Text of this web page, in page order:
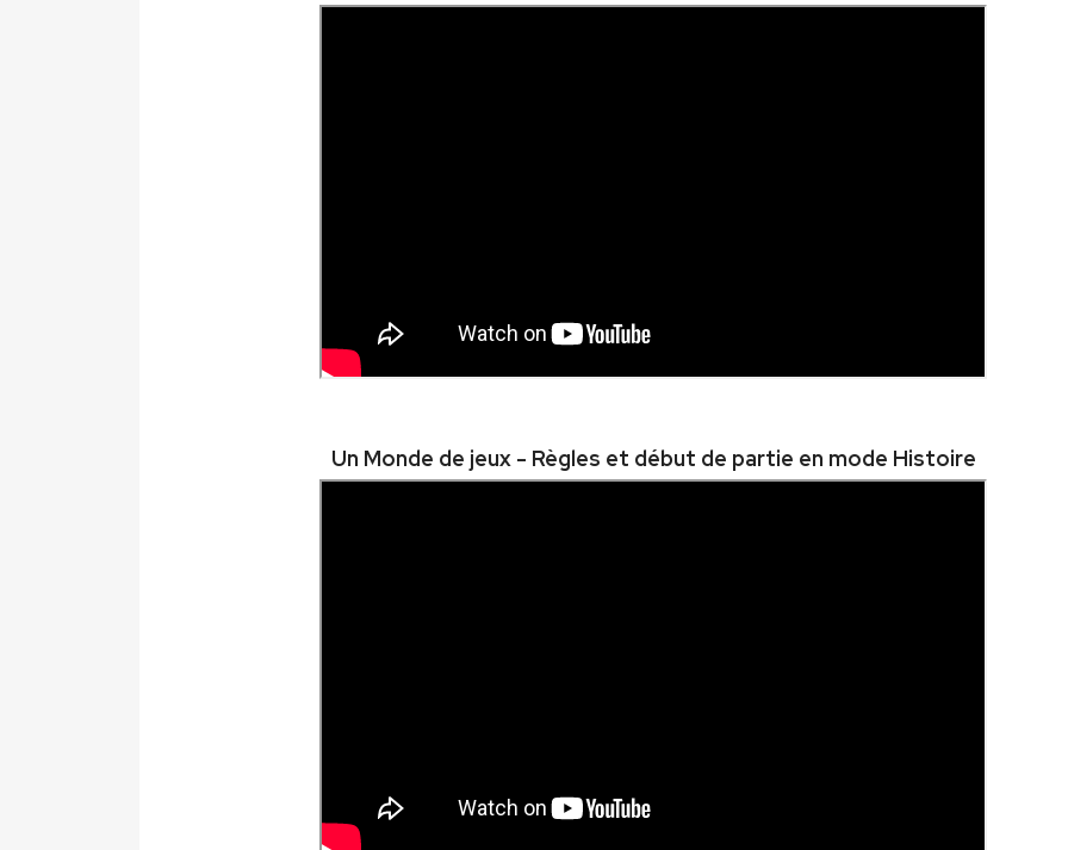
Un Monde de jeux - Règles et début de partie en mode Histoire